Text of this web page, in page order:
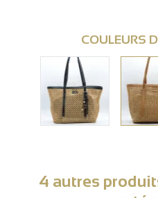
COULEURS
4 autres